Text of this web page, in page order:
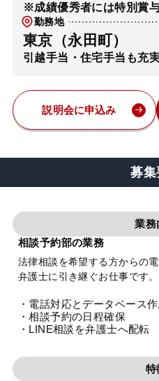
※成績優秀者には特別賞
勤務地
東京（永田町）
引越手当・住宅手当も充
説明会に申込み
募集
業務
相談予約部の業務
法律相談を希望する方からの
弁護士に引き継ぐお仕事です。
・電話対応とデータベース
・相談予約の日程確保
・LINE相談を弁護士へ配転
特
アクセス
弁護士・税理士
費用
特設サイト
相談先情報サイト